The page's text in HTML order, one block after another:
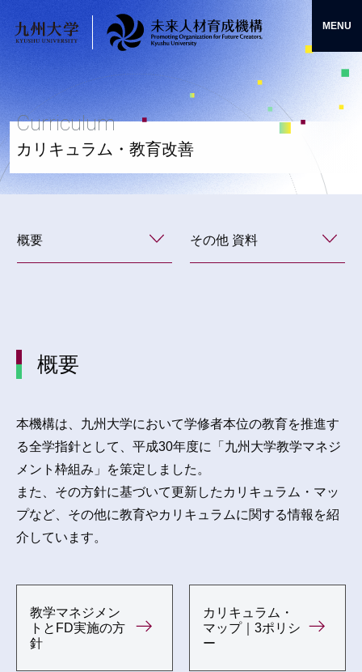
content
九
（KYUSHU
UNIVERSITY）
九
大
未
人
材
育
HOME アクセス・お問い合わせ
MENU
Curriculum
カリキュラム・教育改善
概要 その他 資料
概要
本機構は、九州大学において学修者本位の教育を推進す
る全学指針として、平成30年度に「九州大学教学マネジ
メント枠組み」を策定しました。
また、その方針に基づいて更新したカリキュラム・マッ
プなど、その他に教育やカリキュラムに関する情報を紹
介しています。
教学マネジメン
トとFD実施の方
針
カリキュラム・
マップ｜3ポリシ
ー